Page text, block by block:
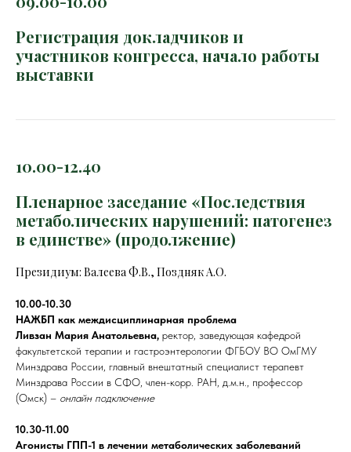
Регистрация докладчиков и
участников конгресса, начало работы
выставки
10.00-12.40
Пленарное заседание «Последствия
метаболических нарушений: патогенез
в единстве» (продолжение)
Президиум: Валеева Ф.В., Поздняк А.О.
10.00-10.30
НАЖБП как междисциплинарная проблема
Ливзан Мария Анатольевна, ректор, заведующая кафедрой
факультетской терапии и гастроэнтерологии ФГБОУ ВО ОмГМУ
Минздрава России, главный внештатный специалист терапевт
Минздрава России в СФО, член-корр. РАН, д.м.н., профессор
(Омск) – онлайн подключение
10.30-11.00
Агонисты ГПП-1 в лечении метаболических заболеваний